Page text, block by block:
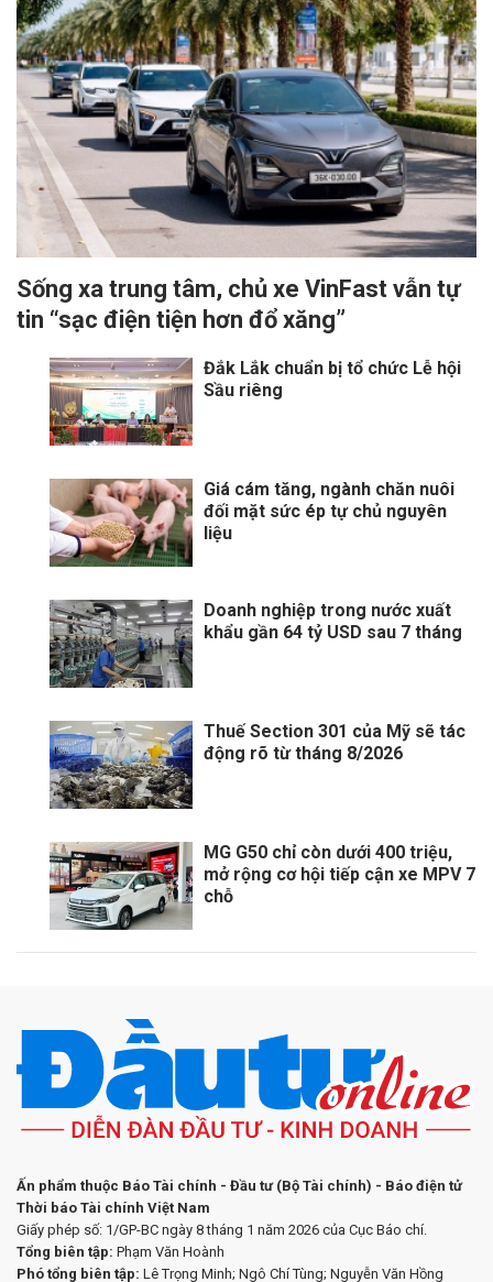
Sống xa trung tâm, chủ xe VinFast vẫn tự
tin “sạc điện tiện hơn đổ xăng”
Đắk Lắk chuẩn bị tổ chức Lễ hội
Sầu riêng
Giá cám tăng, ngành chăn nuôi
đối mặt sức ép tự chủ nguyên
liệu
Doanh nghiệp trong nước xuất
khẩu gần 64 tỷ USD sau 7 tháng
Thuế Section 301 của Mỹ sẽ tác
động rõ từ tháng 8/2026
MG G50 chỉ còn dưới 400 triệu,
mở rộng cơ hội tiếp cận xe MPV 7
chỗ
Ấn phẩm thuộc Báo Tài chính - Đầu tư (Bộ Tài chính) - Báo điện tử
Thời báo Tài chính Việt Nam
Giấy phép số: 1/GP-BC ngày 8 tháng 1 năm 2026 của Cục Báo chí.
Tổng biên tập: Phạm Văn Hoành
Phó tổng biên tập: Lê Trọng Minh; Ngô Chí Tùng; Nguyễn Văn Hồng